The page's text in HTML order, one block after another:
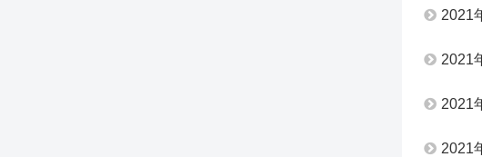
2021
2021
2021
2021